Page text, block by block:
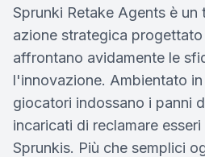
Sprunki Retake Agents è
azione strategica
affrontano avidamente le
l'innovazione. Ambientato
giocatori indossano i panni
incaricati di reclamare
Sprunkis. Più che semplici